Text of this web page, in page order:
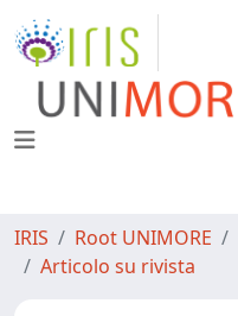
IRIS Root UNIMORE
Articolo su rivista